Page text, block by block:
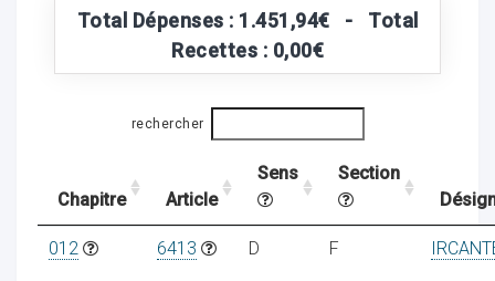
Total Dépenses : 1.451,94€ - Total
Recettes : 0,00€
rechercher
Chapitre Article
Sens
Section
012 6413 D F